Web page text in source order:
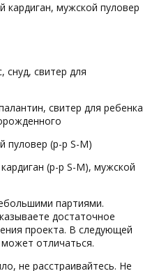
кардиган, мужской пуловер
снуд, свитер для
свитер для ребенка
пуловер (р-р S-M)
(р-р S-M), мужской
партиями.
достаточное
проекта. В следующей
отличаться.
не расстраивайтесь. Не